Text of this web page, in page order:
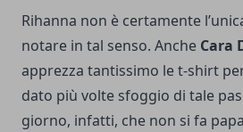
Rihanna non è certamente
notare in tal senso. Anche Cara
apprezza tantissimo le t-shirt
dato più volte sfoggio di tale
giorno, infatti, che non si fa